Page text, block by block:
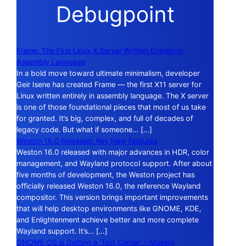
Debugpoint
Frame: The First Linux X Server Written Entirely in
Assembly Language
In a bold move toward ultimate minimalism, developer
Geir Isene has created Frame — the first X11 server for
Linux written entirely in assembly language. The X server
is one of those foundational pieces that most of us take
for granted. It’s big, complex, and full of decades of
legacy code. But what if someone… […]
Weston 16.0 Released: Key New Features
Weston 16.0 released with major advances in HDR, color
management, and Wayland protocol support. After about
five months of development, the Weston project has
officially released Weston 16.0, the reference Wayland
compositor. This version brings important improvements
that will help desktop environments like GNOME, KDE,
and Enlightenment achieve better and more complete
Wayland support. It’s… […]
GNOME OS is Getting a ‘Test Center’ – Making